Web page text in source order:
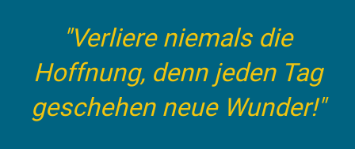
"Verliere niemals die
Hoffnung, denn jeden Tag
geschehen neue Wunder!"